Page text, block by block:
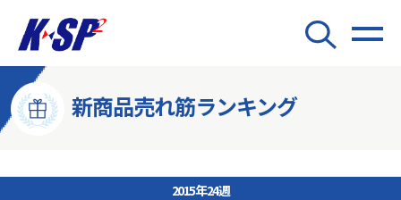
新商品売れ筋ランキング
2015年24週